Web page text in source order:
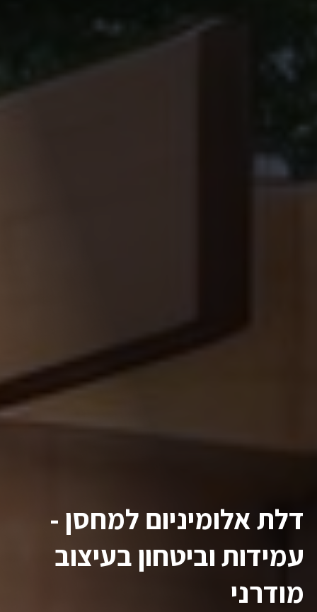
דלת אלומיניום למחסן -
עמידות וביטחון בעיצוב
מודרני